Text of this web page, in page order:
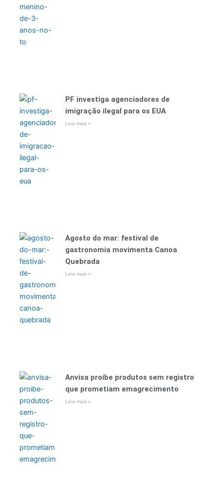
PF investiga agenciadores de
imigração ilegal para os EUA
Leia mais »
Agosto do mar: festival de
gastronomia movimenta Canoa
Quebrada
Leia mais »
Anvisa proíbe produtos sem registro
que prometiam emagrecimento
Leia mais »